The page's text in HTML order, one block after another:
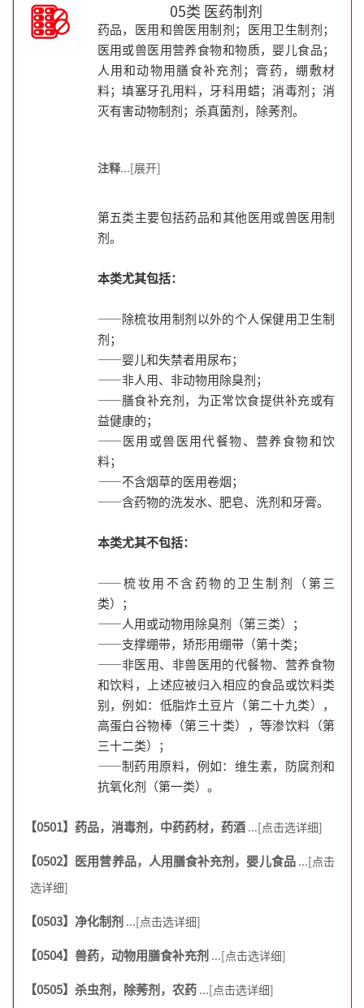
05类 医药制剂
药品，医用和兽医用制剂；医用卫生制剂；
医用或兽医用营养食物和物质，婴儿食品；
人用和动物用膳食补充剂；膏药，绷敷材
料；填塞牙孔用料，牙科用蜡；消毒剂；消
灭有害动物制剂；杀真菌剂，除莠剂。
注释...[展开]
第五类主要包括药品和其他医用或兽医用制
剂。
本类尤其包括：
——除梳妆用制剂以外的个人保健用卫生制
剂；
——婴儿和失禁者用尿布；
——非人用、非动物用除臭剂；
——膳食补充剂，为正常饮食提供补充或有
益健康的；
——医用或兽医用代餐物、营养食物和饮
料；
——不含烟草的医用卷烟；
——含药物的洗发水、肥皂、洗剂和牙膏。
本类尤其不包括：
——梳妆用不含药物的卫生制剂（第三
类）；
——人用或动物用除臭剂（第三类）；
——支撑绷带，矫形用绷带（第十类；
——非医用、非兽医用的代餐物、营养食物
和饮料，上述应被归入相应的食品或饮料类
别，例如：低脂炸土豆片（第二十九类），
高蛋白谷物棒（第三十类），等渗饮料（第
三十二类）；
——制药用原料，例如：维生素，防腐剂和
抗氧化剂（第一类）。
【0501】药品，消毒剂，中药药材，药酒 ...[点击选详细]
【0502】医用营养品，人用膳食补充剂，婴儿食品 ...[点击
选详细]
【0503】净化制剂 ...[点击选详细]
【0504】兽药，动物用膳食补充剂 ...[点击选详细]
【0505】杀虫剂，除莠剂，农药 ...[点击选详细]